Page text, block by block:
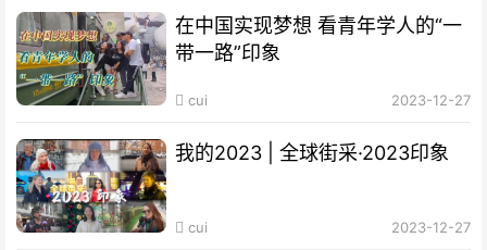
在中国实现梦想 看青年学人的“一
带一路”印象
cui 2023-12-27
我的2023 | 全球街采·2023印象
cui 2023-12-27